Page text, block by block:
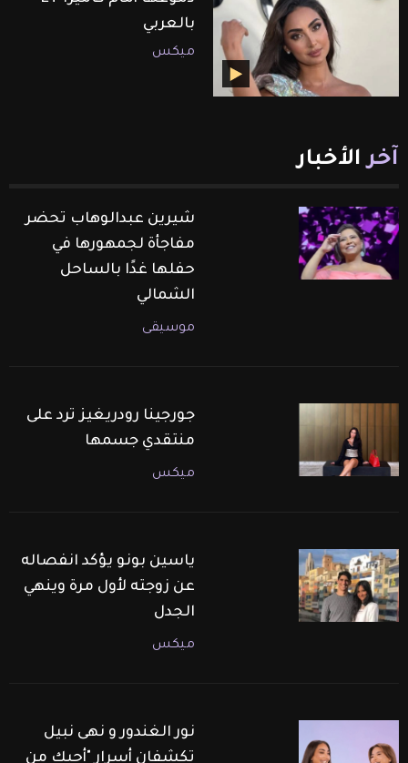
بالعربي
ميكس
آخر الأخبار
شيرين عبدالوهاب تحضر
مفاجأة لجمهورها في
حفلها غدًا بالساحل
الشمالي
موسيقى
جورجينا رودريغيز ترد على
منتقدي جسمها
ميكس
ياسين بونو يؤكد انفصاله
عن زوجته لأول مرة وينهي
الجدل
ميكس
نور الغندور و نهى نبيل
تكشفان أسرار "أحبك من